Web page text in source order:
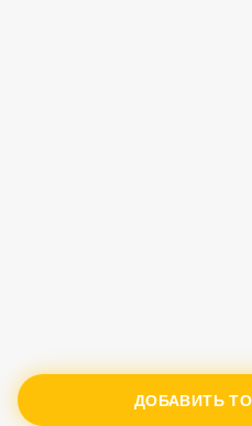
ДОБАВИТЬ